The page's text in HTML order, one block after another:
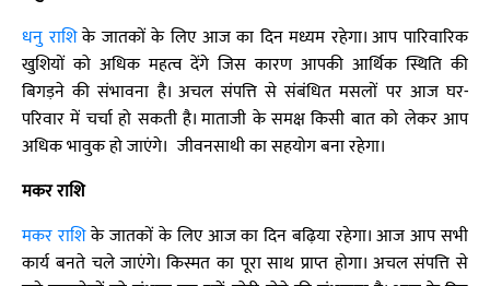
धनु राशिके जातकों के लिए आज का दिन मध्यम रहेगा। आप पारिवारिक
खुशियों को अधिक महत्व देंगे जिस कारण आपकी आर्थिक स्थिति की
बिगड़ने की संभावना है। अचल संपत्ति से संबंधित मसलों पर आज घर-
परिवार में चर्चा हो सकती है। माताजी के समक्ष किसी बात को लेकर आप
अधिक भावुक हो जाएंगे। जीवनसाथी का सहयोग बना रहेगा।
मकर राशि
मकर राशिके जातकों के लिए आज का दिन बढ़िया रहेगा। आज आप सभी
कार्य बनते चले जाएंगे। किस्मत का पूरा साथ प्राप्त होगा। अचल संपत्ति से